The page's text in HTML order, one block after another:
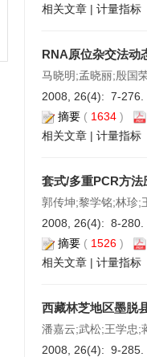
相关文章 | 计量指标
RNA原位杂交法动
马晓明;孟晓丽;殷国
2008, 26(4): 7-276.
摘要 ( 1634 )
相关文章 | 计量指标
套式/多重PCR方
郭传坤;黎学铭;林珍;
2008, 26(4): 8-280.
摘要 ( 1526 )
相关文章 | 计量指标
西藏林芝地区墨脱
潘嘉云;武松;王学忠;
2008, 26(4): 9-285.